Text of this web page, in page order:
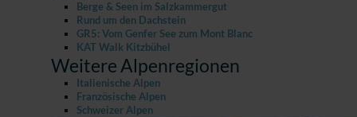
Berge & Seen im Salzkammergut
Rund um den Dachstein
GR5: Vom Genfer See zum Mont Blanc
KAT Walk Kitzbühel
Weitere Alpenregionen
Italienische Alpen
Französische Alpen
Schweizer Alpen